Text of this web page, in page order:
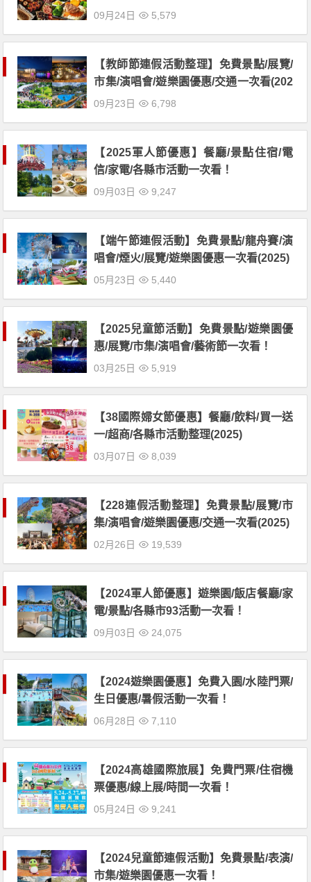
09月24日 5,579
【教師節連假活動整理】免費景點/展覽/
市集/演唱會/遊樂園優惠/交通一次看(202
5)
09月23日 6,798
【2025軍人節優惠】餐廳/景點住宿/電
信/家電/各縣市活動一次看！
09月03日 9,247
【端午節連假活動】免費景點/龍舟賽/演
唱會/煙火/展覽/遊樂園優惠一次看(2025)
05月23日 5,440
【2025兒童節活動】免費景點/遊樂園優
惠/展覽/市集/演唱會/藝術節一次看！
03月25日 5,919
【38國際婦女節優惠】餐廳/飲料/買一送
一/超商/各縣市活動整理(2025)
03月07日 8,039
【228連假活動整理】免費景點/展覽/市
集/演唱會/遊樂園優惠/交通一次看(2025)
02月26日 19,539
【2024軍人節優惠】遊樂園/飯店餐廳/家
電/景點/各縣市93活動一次看！
09月03日 24,075
【2024遊樂園優惠】免費入園/水陸門票/
生日優惠/暑假活動一次看！
06月28日 7,110
【2024高雄國際旅展】免費門票/住宿機
票優惠/線上展/時間一次看！
05月24日 9,241
【2024兒童節連假活動】免費景點/表演/
市集/遊樂園優惠一次看！